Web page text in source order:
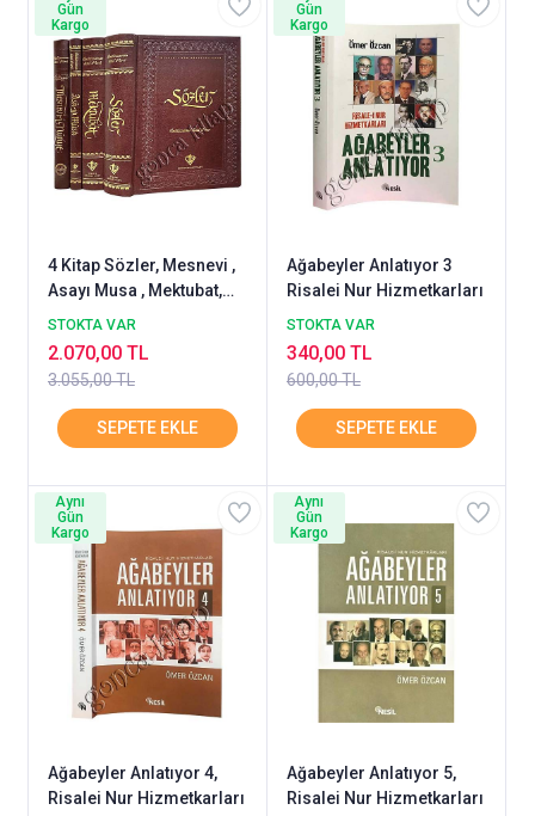
4 Kitap Sözler, Mesnevi ,
Asayı Musa , Mektubat,
Diyanet Yayınları
STOKTA VAR
3.055,00 TL
2.070,00 TL
Gün
Kargo
Ağabeyler Anlatıyor 3
Risalei Nur Hizmetkarları
STOKTA VAR
600,00 TL
340,00 TL
Gün
Kargo
Ağabeyler Anlatıyor 4,
Risalei Nur Hizmetkarları
Aynı
Gün
Kargo
Ağabeyler Anlatıyor 5,
Risalei Nur Hizmetkarları
Aynı
Gün
Kargo